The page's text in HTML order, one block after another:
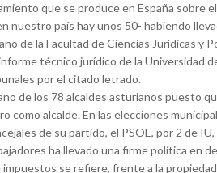
que se produce en España sobre
nuestro país hay unos 50- habiendo
de la Facultad de Ciencias Jurídicas y
técnico jurídico de la Universidad
por el citado letrado.
de los 78 alcaldes asturianos puesto
como alcalde. En las elecciones
de su partido, el PSOE, por 2 de IU,
ha llevado una firme política en
se refiere, frente a la